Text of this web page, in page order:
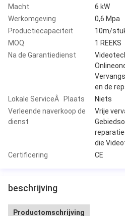
Macht
6 kW
Werkomgeving
0,6 Mpa
Productiecapaciteit
10m/
MOQ
1 REEKS
Na de Garantiedienst
en de
Lokale ServiceÂ Plaats
Niets
Verleende naverkoop de
dienst
Vrije
die
Certificering
CE
beschrijving
Productomschrijving